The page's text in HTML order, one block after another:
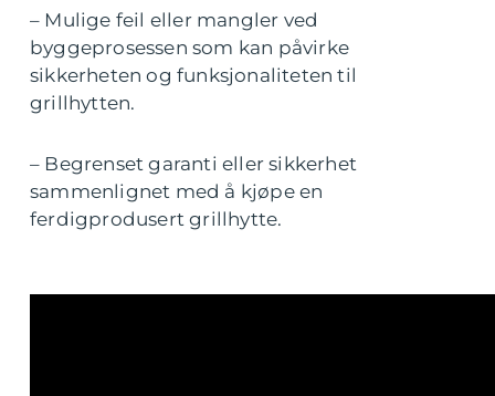
– Mulige feil eller mangler ved
byggeprosessen som kan påvirke
sikkerheten og funksjonaliteten til
grillhytten.
– Begrenset garanti eller sikkerhet
sammenlignet med å kjøpe en
ferdigprodusert grillhytte.